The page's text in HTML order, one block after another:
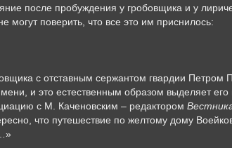
после пробуждения у гробовщика и у
могут поверить, что все это им приснилось:
с отставным сержантом гвардии Петром
и это естественным образом выделяет его
с М. Каченовским – редактором
что путешествие по желтому дому